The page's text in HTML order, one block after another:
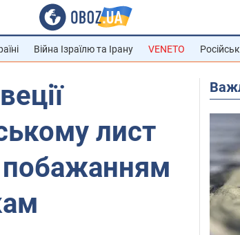
Війна Ізраїлю та Ірану VENETO
лист
побажанням